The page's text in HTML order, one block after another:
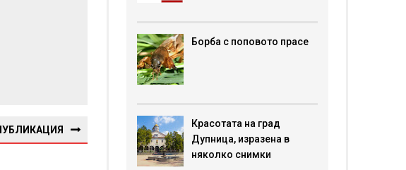
Борба с поповото прасе
Красотата на град
Дупница, изразена в
няколко снимки